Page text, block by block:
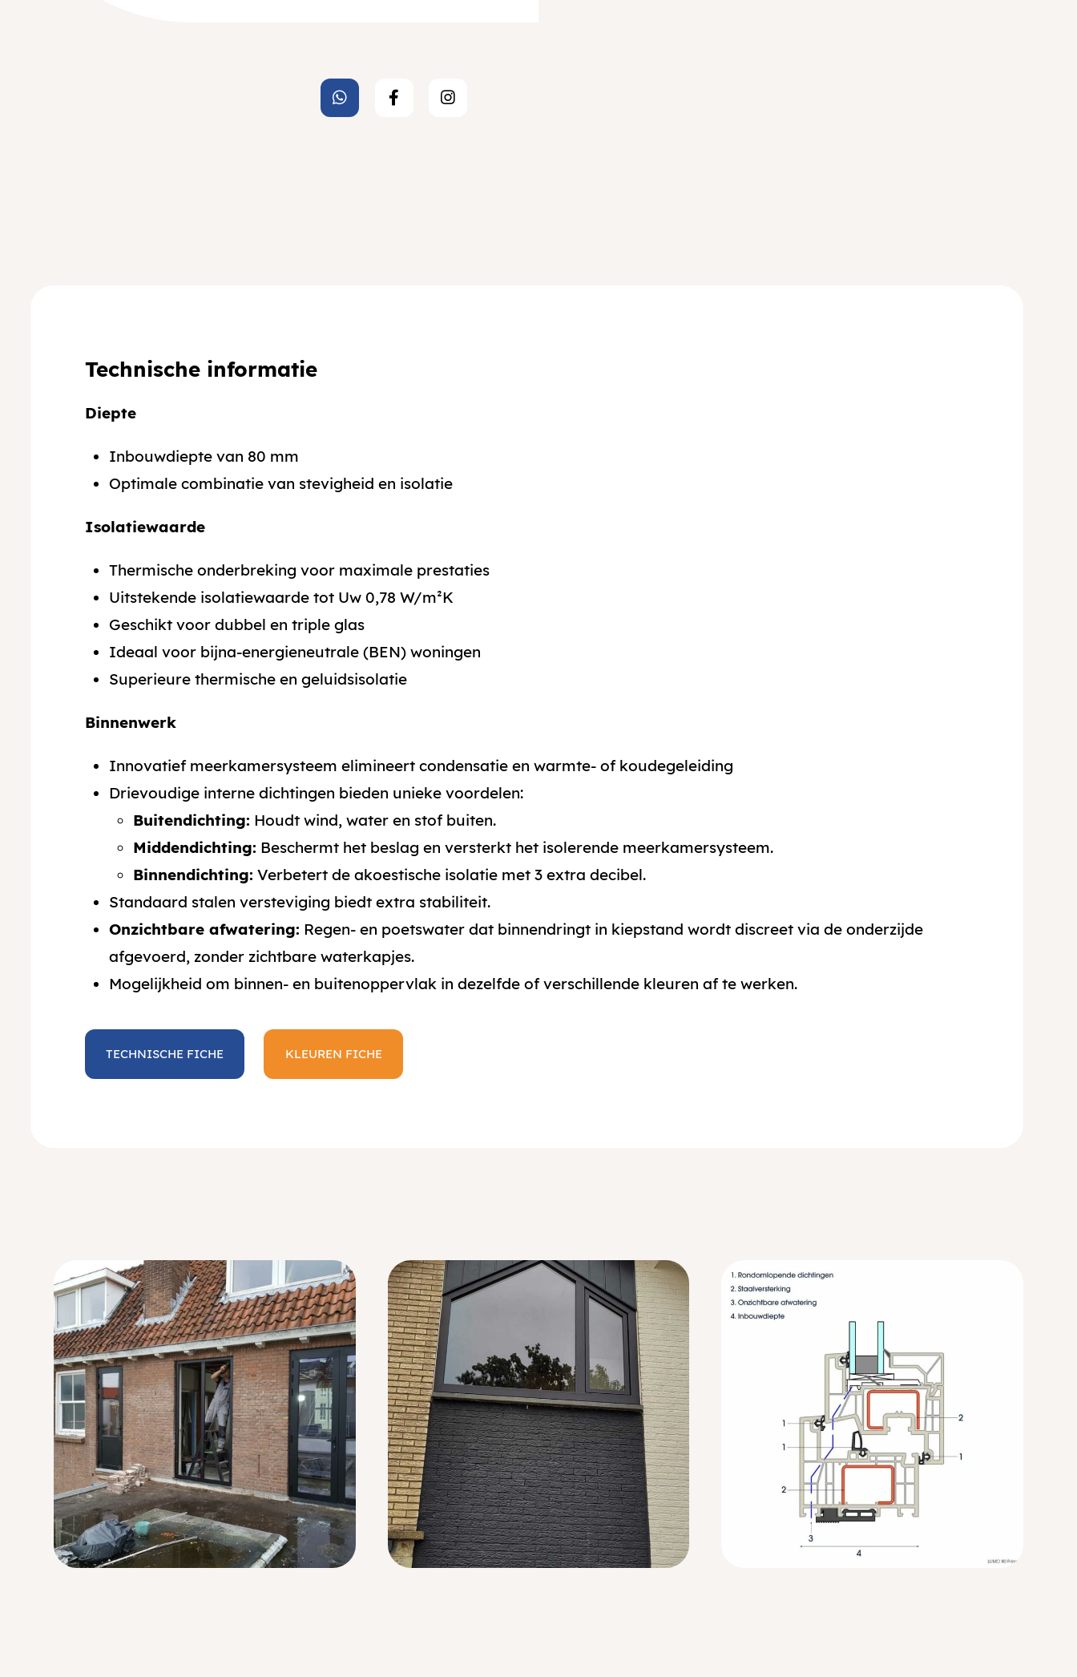
Technische informatie
Diepte
Inbouwdiepte van 80 mm
Optimale combinatie van stevigheid en isolatie
Isolatiewaarde
Thermische onderbreking voor maximale prestaties
Uitstekende isolatiewaarde tot Uw 0,78 W/m²K
Geschikt voor dubbel en triple glas
Ideaal voor bijna-energieneutrale (BEN) woningen
Superieure thermische en geluidsisolatie
Binnenwerk
Innovatief meerkamersysteem elimineert condensatie en warmte- of koudegeleiding
Drievoudige interne dichtingen bieden unieke voordelen:
Buitendichting: Houdt wind, water en stof buiten.
Middendichting: Beschermt het beslag en versterkt het isolerende meerkamersysteem.
Binnendichting: Verbetert de akoestische isolatie met 3 extra decibel.
Standaard stalen versteviging biedt extra stabiliteit.
Onzichtbare afwatering: Regen- en poetswater dat binnendringt in kiepstand wordt discreet via de onderzijde
afgevoerd, zonder zichtbare waterkapjes.
Mogelijkheid om binnen- en buitenoppervlak in dezelfde of verschillende kleuren af te werken.
TECHNISCHE FICHE KLEUREN FICHE